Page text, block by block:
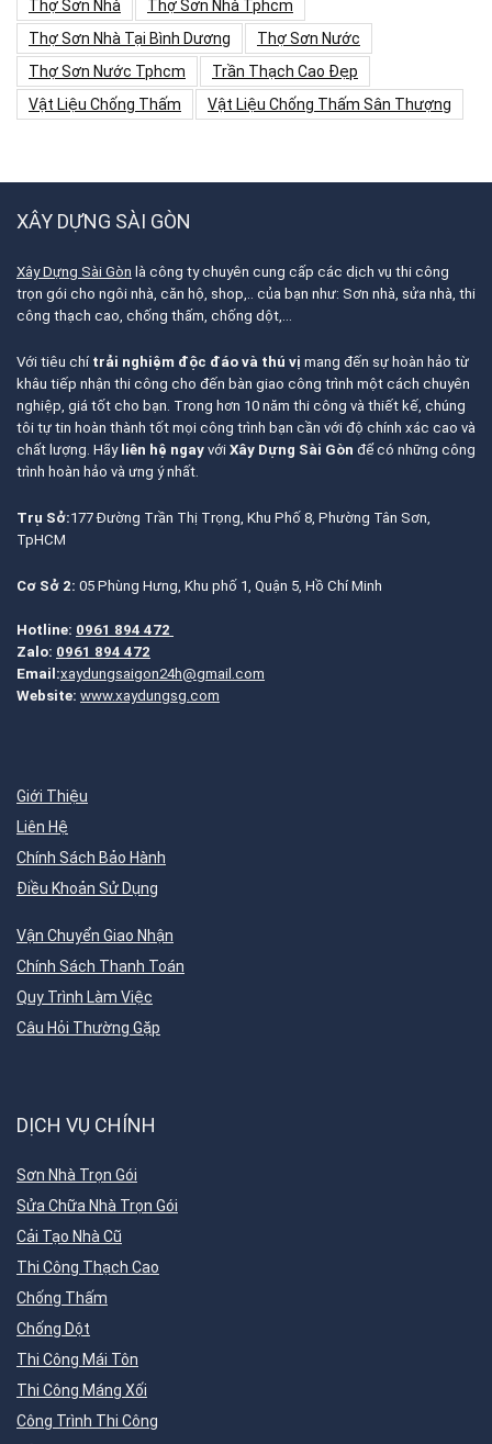
Thợ Sơn Nhà
Thợ Sơn Nhà Tphcm
Thợ Sơn Nhà Tại Bình Dương
Thợ Sơn Nước
Thợ Sơn Nước Tphcm
Trần Thạch Cao Đẹp
Vật Liệu Chống Thấm
Vật Liệu Chống Thấm Sân Thượng
XÂY DỰNG SÀI GÒN
Xây Dựng Sài Gòn là công ty chuyên cung cấp các dịch vụ thi công
trọn gói cho ngôi nhà, căn hộ, shop,.. của bạn như: Sơn nhà, sửa nhà, thi
công thạch cao, chống thấm, chống dột,…
Với tiêu chí trải nghiệm độc đáo và thú vị mang đến sự hoàn hảo từ
khâu tiếp nhận thi công cho đến bàn giao công trình một cách chuyên
nghiệp, giá tốt cho bạn. Trong hơn 10 năm thi công và thiết kế, chúng
tôi tự tin hoàn thành tốt mọi công trình bạn cần với độ chính xác cao và
chất lượng. Hãy liên hệ ngay với Xây Dựng Sài Gòn để có những công
trình hoàn hảo và ưng ý nhất.
Trụ Sở:177 Đường Trần Thị Trọng, Khu Phố 8, Phường Tân Sơn,
TpHCM
Cơ Sở 2: 05 Phùng Hưng, Khu phố 1, Quận 5, Hồ Chí Minh
Hotline: 0961 894 472
Zalo: 0961 894 472
Email:xaydungsaigon24h@gmail.com
Website: www.xaydungsg.com
Giới Thiệu
Liên Hệ
Chính Sách Bảo Hành
Điều Khoản Sử Dụng
Vận Chuyển Giao Nhận
Chính Sách Thanh Toán
Quy Trình Làm Việc
Câu Hỏi Thường Gặp
DỊCH VỤ CHÍNH
Sơn Nhà Trọn Gói
Sửa Chữa Nhà Trọn Gói
Cải Tạo Nhà Cũ
Thi Công Thạch Cao
Chống Thấm
Chống Dột
Thi Công Mái Tôn
Thi Công Máng Xối
Công Trình Thi Công